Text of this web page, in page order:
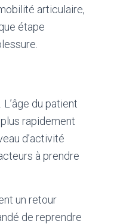
articulaire,
étape
du patient
rapidement
d’activité
à prendre
un retour
de reprendre